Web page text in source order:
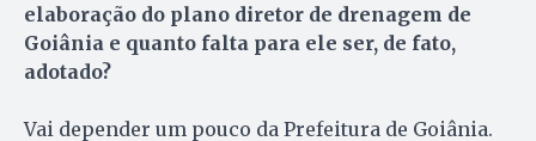
elaboração do plano diretor de drenagem de
Goiânia e quanto falta para ele ser, de fato,
adotado?
Vai depender um pouco da Prefeitura de Goiânia.